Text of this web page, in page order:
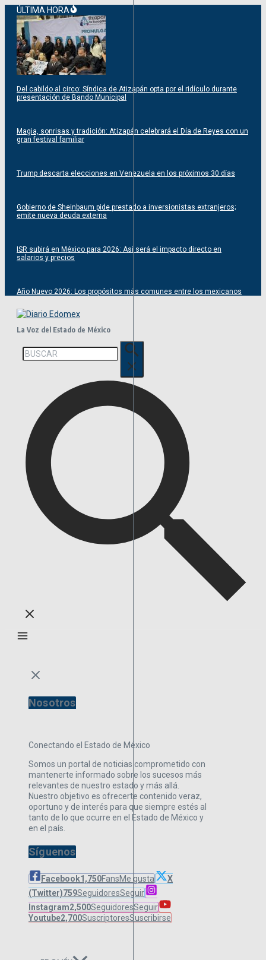
Saltar
contenido
ÚLTIMA HORA
Del cabildo al circo: Síndica de Atizapán opta por el ridículo durante
presentación de Bando Municipal
Magia, sonrisas y tradición: Atizapán celebrará el Día de Reyes con un
gran festival familiar
Trump descarta elecciones en Venezuela en los próximos 30 días
Gobierno de Sheinbaum pide prestado a inversionistas extranjeros;
emite nueva deuda externa
ISR subirá en México para 2026: Así será el impacto directo en
salarios y precios
Año Nuevo 2026: Los propósitos más comunes entre los mexicanos
La Voz del Estado de México
Buscar:
Nosotros
Conectando el Estado de México
Somos un portal de noticias comprometido con
mantenerte informado sobre los sucesos más
relevantes de nuestro estado y más allá.
Nuestro objetivo es ofrecerte contenido veraz,
oportuno y de interés para que siempre estés al
tanto de lo que ocurre en el Estado de México y
en el país.
Síguenos
Facebook1,750FansMe gusta
X
(Twitter)759SeguidoresSeguir
Instagram2,500SeguidoresSeguir
Youtube2,700SuscriptoresSuscribirse